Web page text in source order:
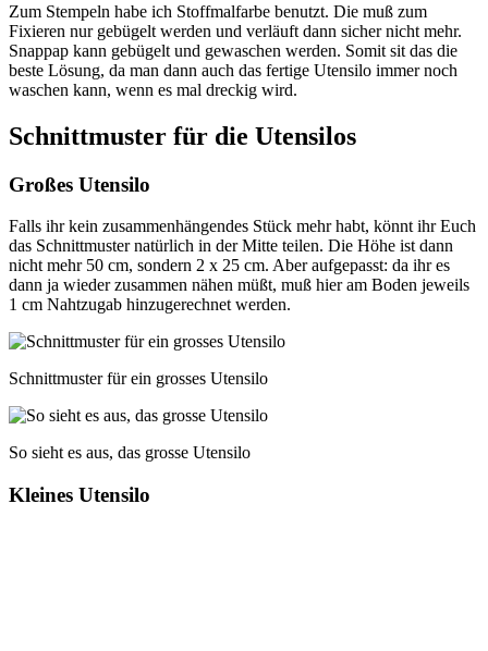
Zum Stempeln habe ich Stoffmalfarbe benutzt. Die muß zum
Fixieren nur gebügelt werden und verläuft dann sicher nicht mehr.
Snappap kann gebügelt und gewaschen werden. Somit sit das die
beste Lösung, da man dann auch das fertige Utensilo immer noch
waschen kann, wenn es mal dreckig wird.
Schnittmuster für die Utensilos
Großes Utensilo
Falls ihr kein zusammenhängendes Stück mehr habt, könnt ihr Euch
das Schnittmuster natürlich in der Mitte teilen. Die Höhe ist dann
nicht mehr 50 cm, sondern 2 x 25 cm. Aber aufgepasst: da ihr es
dann ja wieder zusammen nähen müßt, muß hier am Boden jeweils
1 cm Nahtzugab hinzugerechnet werden.
Schnittmuster für ein grosses Utensilo
So sieht es aus, das grosse Utensilo
Kleines Utensilo